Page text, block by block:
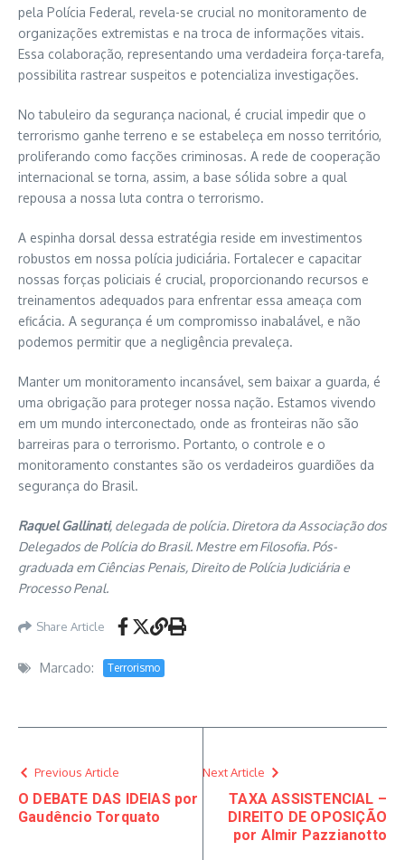
pela Polícia Federal, revela-se crucial no monitoramento de
organizações extremistas e na troca de informações vitais.
Essa colaboração, representando uma verdadeira força-tarefa,
possibilita rastrear suspeitos e potencializa investigações.
No tabuleiro da segurança nacional, é crucial impedir que o
terrorismo ganhe terreno e se estabeleça em nosso território,
proliferando como facções criminosas. A rede de cooperação
internacional se torna, assim, a base sólida sobre a qual
repousa a nossa luta contra o terrorismo.
A espinha dorsal dessa estratégia reside em investimentos
robustos em nossa polícia judiciária. Fortalecer e capacitar
nossas forças policiais é crucial, proporcionando recursos e
treinamentos adequados para enfrentar essa ameaça com
eficácia. A segurança é um compromisso inabalável, e não
podemos permitir que a negligência prevaleça.
Manter um monitoramento incansável, sem baixar a guarda, é
uma obrigação para proteger nossa nação. Estamos vivendo
em um mundo interconectado, onde as fronteiras não são
barreiras para o terrorismo. Portanto, o controle e o
monitoramento constantes são os verdadeiros guardiões da
segurança do Brasil.
Raquel Gallinati, delegada de polícia. Diretora da Associação dos
Delegados de Polícia do Brasil. Mestre em Filosofia. Pós-
graduada em Ciências Penais, Direito de Polícia Judiciária e
Processo Penal.
Share Article
Marcado: Terrorismo
Previous Article
O DEBATE DAS IDEIAS por
Gaudêncio Torquato
Next Article
TAXA ASSISTENCIAL –
DIREITO DE OPOSIÇÃO
por Almir Pazzianotto